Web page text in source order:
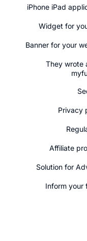
iPhone iPad
Widget for
Banner for your
They wrote
Privacy
Affiliate
Solution for
Inform your